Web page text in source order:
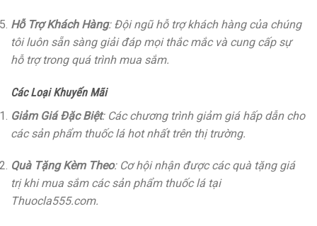
Hỗ Trợ Khách Hàng: Đội ngũ hỗ trợ khách hàng của chúng
tôi luôn sẵn sàng giải đáp mọi thắc mắc và cung cấp sự
hỗ trợ trong quá trình mua sắm.
Các Loại Khuyến Mãi
Giảm Giá Đặc Biệt: Các chương trình giảm giá hấp dẫn cho
các sản phẩm thuốc lá hot nhất trên thị trường.
Quà Tặng Kèm Theo: Cơ hội nhận được các quà tặng giá
trị khi mua sắm các sản phẩm thuốc lá tại
Thuocla555.com.